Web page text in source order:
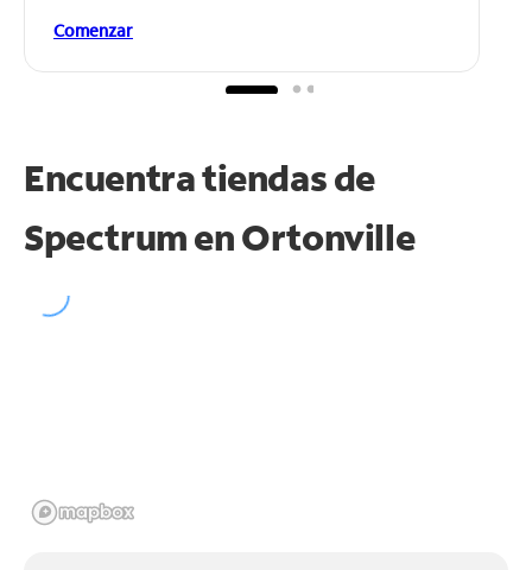
Comenzar
Encuentra tiendas de
Spectrum enOrtonville